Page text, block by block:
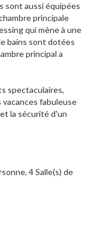
sont aussi équipées
principale
qui mène à une
bains sont dotées
principal a
spectaculaires,
fabuleuse
la sécurité d'un
4 Salle(s) de